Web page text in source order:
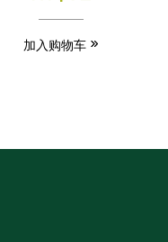
加入购物车